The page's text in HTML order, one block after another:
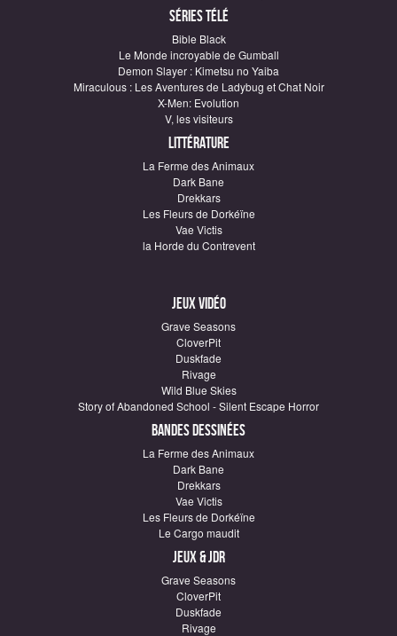
Séries télé
Bible Black
Le Monde incroyable de Gumball
Demon Slayer : Kimetsu no Yaiba
Miraculous : Les Aventures de Ladybug et Chat Noir
X-Men: Evolution
V, les visiteurs
Littérature
La Ferme des Animaux
Dark Bane
Drekkars
Les Fleurs de Dorkéïne
Vae Victis
la Horde du Contrevent
Jeux vidéo
Grave Seasons
CloverPit
Duskfade
Rivage
Wild Blue Skies
Story of Abandoned School - Silent Escape Horror
Bandes dessinées
La Ferme des Animaux
Dark Bane
Drekkars
Vae Victis
Les Fleurs de Dorkéïne
Le Cargo maudit
Jeux & JDR
Grave Seasons
CloverPit
Duskfade
Rivage